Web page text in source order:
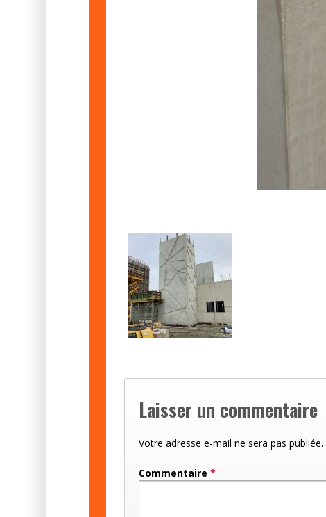
Laisser un commentaire
Votre adresse e-mail ne sera pas publiée.
Commentaire *